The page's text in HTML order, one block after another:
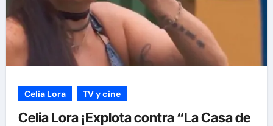
Celia Lora TV y cine
Celia Lora ¡Explota contra “La Casa de